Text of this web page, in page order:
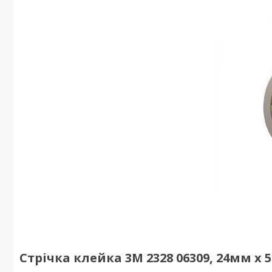
Стрічка клейка 3М 2328 06309, 24мм x